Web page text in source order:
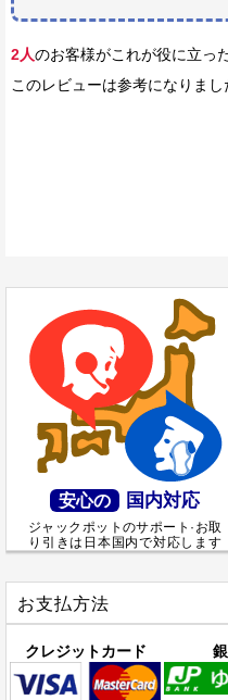
2人のお客様がこれが役に立っ
このレビューは参考になりまし
安心の 国内対応
ジャックポットのサポート·お取
り引きは日本国内で対応します
お支払方法
クレジットカード